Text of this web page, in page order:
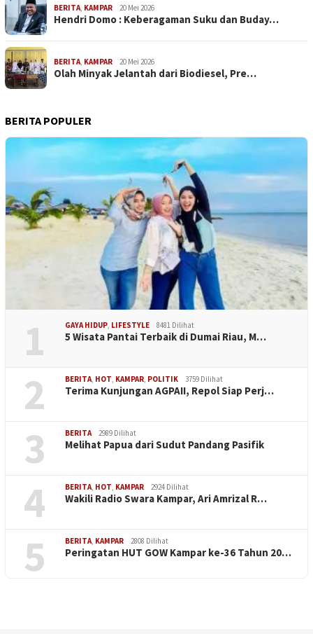
BERITA, KAMPAR 20 Mei 2026
Hendri Domo : Keberagaman Suku dan Buday…
BERITA, KAMPAR 20 Mei 2026
Olah Minyak Jelantah dari Biodiesel, Pre…
BERITA POPULER
1 GAYA HIDUP LIFESTYLE 8481 Dilihat
5 Wisata Pantai Terbaik di Dumai Riau, M…
2 BERITA HOT KAMPAR POLITIK 3759 Dilihat
Terima Kunjungan AGPAII, Repol Siap Perj…
3 BERITA 2989 Dilihat
Melihat Papua dari Sudut Pandang Pasifik
4 BERITA HOT KAMPAR 2924 Dilihat
Wakili Radio Swara Kampar, Ari Amrizal R…
5 BERITA KAMPAR 2808 Dilihat
Peringatan HUT GOW Kampar ke-36 Tahun 20…